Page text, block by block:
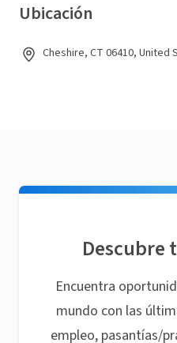
Ubicación
Cheshire, CT 06410, United
Descubre
Encuentra
mundo con las
empleo, pasantías/